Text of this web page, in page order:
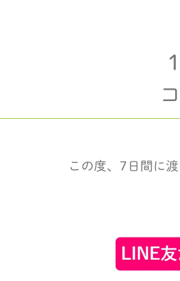
この度、7日間に